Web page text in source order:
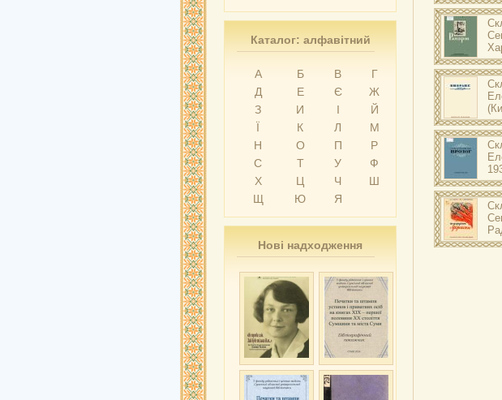
Каталог: алфавітний
А Б В
Г
Д
Е Є
Ж
З
И І
Й
Ї
К Л
М
Н
О П
Р
С
Т У
Ф
Х
Ц Ч
Ш
Щ
Ю Я
Нові надходження